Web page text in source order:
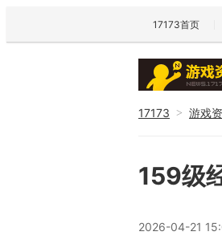
17173首页
17173 > 游戏
159级
2026-04-21